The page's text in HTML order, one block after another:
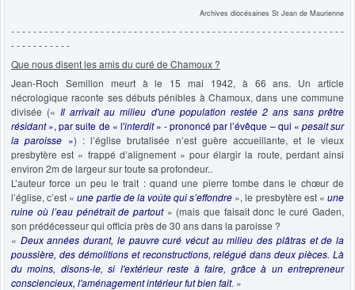
Archives diocésaines St Jean de Maurienne
- - - - - - - - - - - - - - - - - - - - - - - - - - - - - - - - - - - - - - - - - - - - - - - - - - - - - - - - - - - -
- - - - - - - - - - -
Que nous disent les amis du curé de Chamoux ?
Jean-Roch Semillon meurt à le 15 mai 1942, à 66 ans. Un article
nécrologique raconte ses débuts pénibles à Chamoux, dans une commune
divisée (« Il arrivait au milieu d'une population restée 2 ans sans prêtre
résidant», par suite de « l'interdit» - prononcé par l’évêque – qui « pesait sur
la paroisse ») : l’église brutalisée n’est guère accueillante, et le vieux
presbytère est « frappé d’alignement » pour élargir la route, perdant ainsi
environ 2m de largeur sur toute sa profondeur..
L’auteur force un peu le trait : quand une pierre tombe dans le chœur de
l’église, c’est «une partie de la voûte qui s’effondre », le presbytère est «une
ruine où l’eau pénétrait de partout» (mais que faisait donc le curé Gaden,
son prédécesseur qui officia près de 30 ans dans la paroisse ?
« Deux années durant, le pauvre curé vécut au milieu des plâtras et de la
poussière, des démolitions et reconstructions, relégué dans deux pièces. Là
du moins, disons-le, si l'extérieur reste à faire, grâce à un entrepreneur
consciencieux, l'aménagement intérieur fut bien fait. »